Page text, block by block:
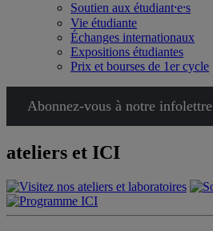
Soutien aux étudiant⸱e⸱s
Vie étudiante
Échanges internationaux
Expositions étudiantes
Prix et bourses de 1er cycle
Abonnez-vous à notre infolettre
ateliers et ICI